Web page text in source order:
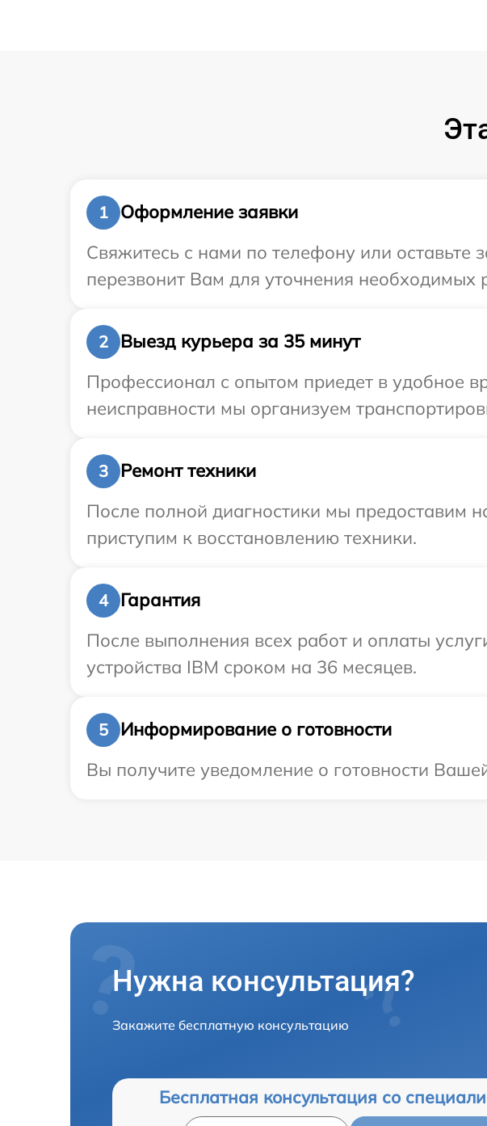
1
Оформление заявки
Свяжитесь с нами по телефону или оставьте
перезвонит Вам для уточнения необходимых
2
Выезд курьера за 35 минут
Профессионал с опытом приедет в удобное
неисправности мы организуем
3
Ремонт техники
После полной диагностики мы предоставим
приступим к восстановлению техники.
4
Гарантия
После выполнения всех работ и оплаты
устройства IBM сроком на 36 месяцев.
5
Информирование о готовности
Вы получите уведомление о готовности
Нужна консультация?
Закажите бесплатную консультацию
Бесплатная консультация со